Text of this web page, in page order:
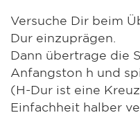
Versuche Dir beim
Dur einzuprägen.
Dann übertrage die
Anfangston h und
(H-Dur ist eine
Einfachheit halber